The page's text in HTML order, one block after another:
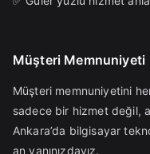
Müşteri Memnuniyeti
Müşteri memnuniyetini
sadece bir hizmet değil,
Ankara’da bilgisayar
an yanınızdayız.